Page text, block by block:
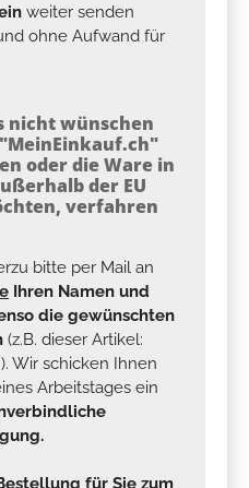
weiter senden
ohne Aufwand für
nicht wünschen
oder die Ware in
der EU
verfahren
bitte per Mail an
Ihren Namen und
die gewünschten
(z.B. dieser Artikel:
). Wir schicken Ihnen
Arbeitstages ein
für Sie zum